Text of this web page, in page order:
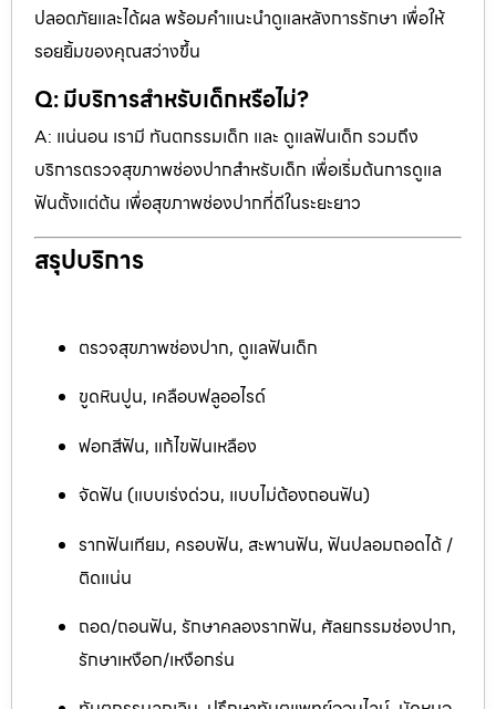
ปลอดภัยและได้ผล พร้อมคำแนะนำดูแลหลังการรักษา เพื่อให้
รอยยิ้มของคุณสว่างขึ้น
Q: มีบริการสำหรับเด็กหรือไม่?
A: แน่นอน เรามี ทันตกรรมเด็ก และ ดูแลฟันเด็ก รวมถึง
บริการตรวจสุขภาพช่องปากสำหรับเด็ก เพื่อเริ่มต้นการดูแล
ฟันตั้งแต่ต้น เพื่อสุขภาพช่องปากที่ดีในระยะยาว
สรุปบริการ
ตรวจสุขภาพช่องปาก, ดูแลฟันเด็ก
ขูดหินปูน, เคลือบฟลูออไรด์
ฟอกสีฟัน, แก้ไขฟันเหลือง
จัดฟัน (แบบเร่งด่วน, แบบไม่ต้องถอนฟัน)
รากฟันเทียม, ครอบฟัน, สะพานฟัน, ฟันปลอมถอดได้ /
ติดแน่น
ถอด/ถอนฟัน, รักษาคลองรากฟัน, ศัลยกรรมช่องปาก,
รักษาเหงือก/เหงือกร่น